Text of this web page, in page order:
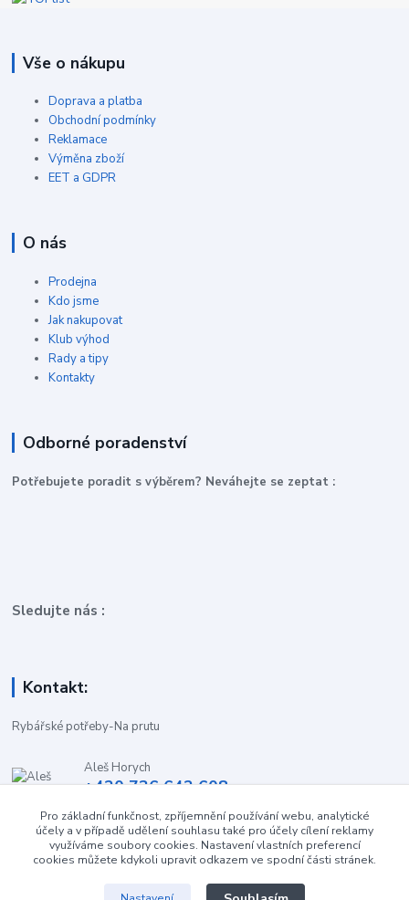
Vše o nákupu
Doprava a platba
Obchodní podmínky
Reklamace
Výměna zboží
EET a GDPR
O nás
Prodejna
Kdo jsme
Jak nakupovat
Klub výhod
Rady a tipy
Kontakty
Odborné poradenství
Potřebujete poradit s výběrem? Neváhejte se zeptat :
Sledujte nás :
Kontakt:
Rybářské potřeby-Na prutu
Aleš Horych
+420 736 642 608
obchod-naprutu@seznam.cz
Pro základní funkčnost, zpříjemnění používání webu, analytické
účely a v případě udělení souhlasu také pro účely cílení reklamy
využíváme soubory cookies. Nastavení vlastních preferencí
cookies můžete kdykoli upravit odkazem ve spodní části stránek.